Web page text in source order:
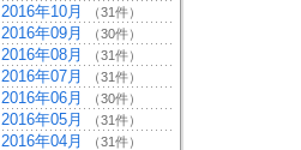
2016年10月 （31件）
2016年09月 （30件）
2016年08月 （31件）
2016年07月 （31件）
2016年06月 （30件）
2016年05月 （31件）
2016年04月 （31件）